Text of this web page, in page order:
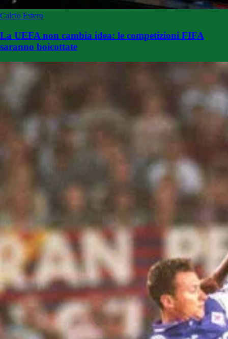
Calcio Estero
La UEFA non cambia idea: le competizioni FIFA
saranno boicottate